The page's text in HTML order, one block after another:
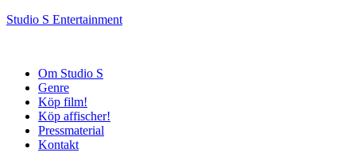
Studio S Entertainment
Om Studio S
Genre
Köp film!
Köp affischer!
Pressmaterial
Kontakt